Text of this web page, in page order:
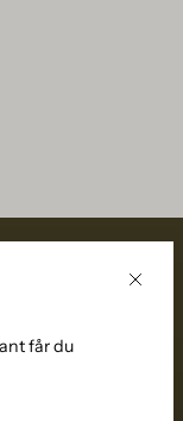
får du
Stäng